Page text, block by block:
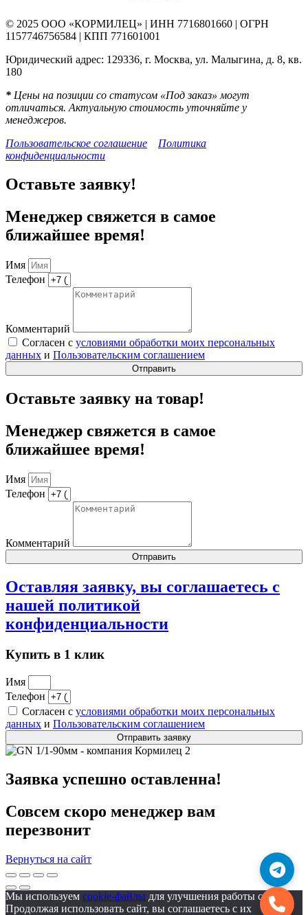
© 2025 ООО «КОРМИЛЕЦ» | ИНН 7716801660 | ОГРН
1157746756584 | КПП 771601001
Юридический адрес: 129336, г. Москва, ул. Малыгина, д. 8, кв.
180
* Цены на позиции со статусом «Под заказ» могут
отличаться. Актуальную стоимость уточняйте у
менеджеров.
Пользовательское соглашение
Политика
конфиденциальности
Оставьте заявку!
Менеджер свяжется в самое
ближайшее время!
Имя
Телефон
Комментарий
Согласен с условиями обработки моих персональных
данных и Пользовательским соглашением
Отправить
Оставьте заявку на товар!
Менеджер свяжется в самое
ближайшее время!
Имя
Телефон
Комментарий
Отправить
Оставляя заявку, вы соглашаетесь с
нашей политикой
конфиденциальности
Купить в 1 клик
Имя
Телефон
Согласен с условиями обработки моих персональных
данных и Пользовательским соглашением
Отправить заявку
Заявка успешно оставленна!
Совсем скоро менеджер вам
перезвонит
Вернуться на сайт
Мы используем cookie-файлы для улучшения работы сайта.
Продолжая использовать сайт, вы соглашаетесь с их